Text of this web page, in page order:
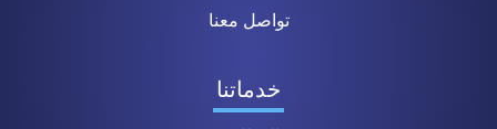
تواصل معنا
خدماتنا